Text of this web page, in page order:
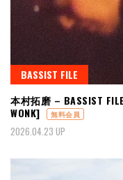
BASSIST FILE
本村拓磨 – BASSIST
WONK]
無料会員
2026.04.23 UP